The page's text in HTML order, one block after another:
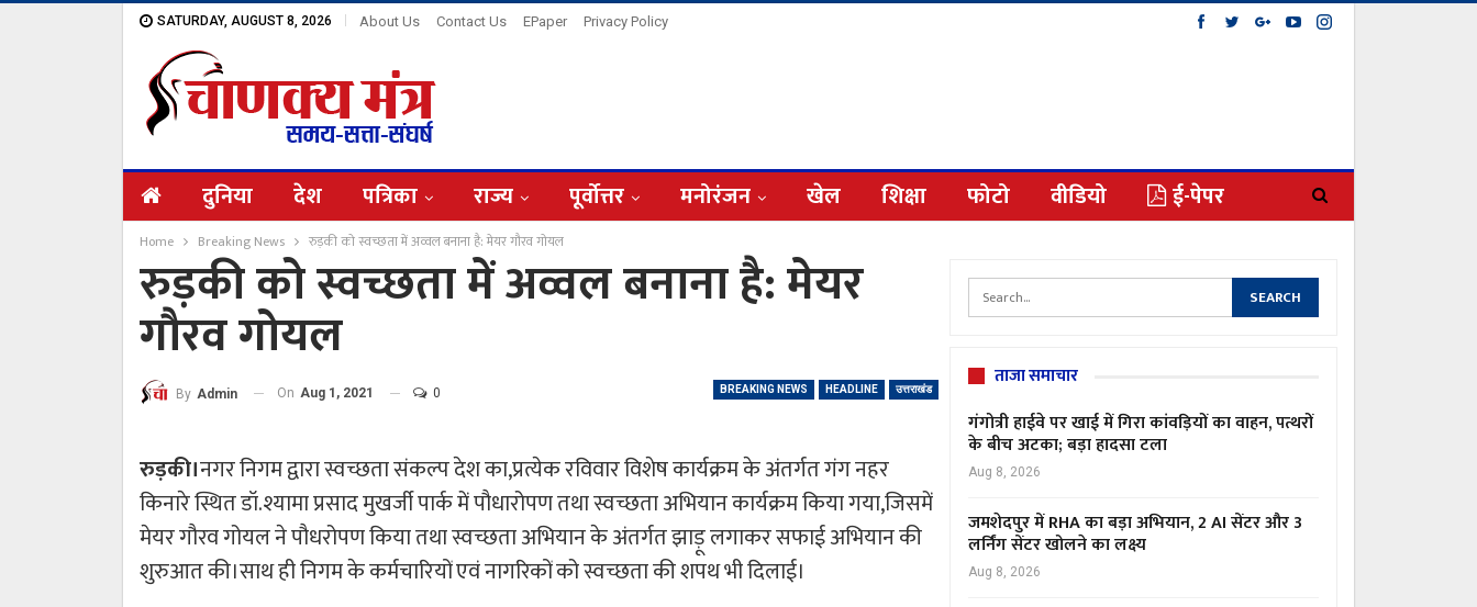
SATURDAY, AUGUST 8, 2026 About Us Contact Us EPaper Privacy Policy
दुनिया देश पत्रिका राज्य पूर्वोत्तर मनोरंजन खेल शिक्षा फोटो वीडियो ई-पेपर
Home Breaking News रुड़की को स्वच्छता में अव्वल बनाना है: मेयर गौरव गोयल
रुड़की को स्वच्छता में अव्वल बनाना है: मेयर
गौरव गोयल
BREAKING NEWS HEADLINE उत्तराखंड
By Admin On Aug 1, 2021 0
रुड़की।नगर निगम द्वारा स्वच्छता संकल्प देश का,प्रत्येक रविवार विशेष कार्यक्रम के अंतर्गत गंग नहर
किनारे स्थित डॉ.श्यामा प्रसाद मुखर्जी पार्क में पौधारोपण तथा स्वच्छता अभियान कार्यक्रम किया गया,जिसमें
मेयर गौरव गोयल ने पौधरोपण किया तथा स्वच्छता अभियान के अंतर्गत झाड़ू लगाकर सफाई अभियान की
शुरुआत की।साथ ही निगम के कर्मचारियों एवं नागरिकों को स्वच्छता की शपथ भी दिलाई।
ताजा समाचार
गंगोत्री हाईवे पर खाई में गिरा कांवड़ियों का वाहन, पत्थरों
के बीच अटका; बड़ा हादसा टला
Aug 8, 2026
जमशेदपुर में RHA का बड़ा अभियान, 2 AI सेंटर और 3
लर्निंग सेंटर खोलने का लक्ष्य
Aug 8, 2026